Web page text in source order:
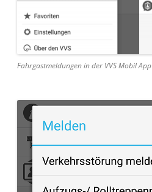
Fahrgastmeldungen in der VVS Mobil App